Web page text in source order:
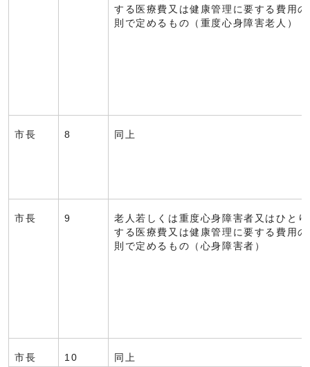
する医療費又は健康管理に要する費用
則で定めるもの（重度心身障害老人）
市長 8 同上
市長 9
老人若しくは重度心身障害者又はひと
する医療費又は健康管理に要する費用
則で定めるもの（心身障害者）
市長 10 同上